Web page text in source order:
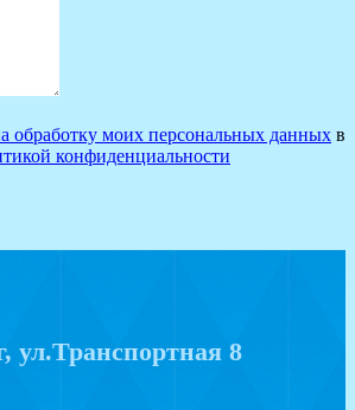
обработку моих персональных данных в
конфиденциальности
ул.Транспортная 8